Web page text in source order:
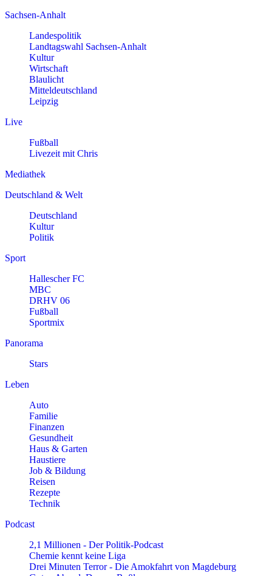
Sachsen-Anhalt
Landespolitik
Landtagswahl Sachsen-Anhalt
Kultur
Wirtschaft
Blaulicht
Mitteldeutschland
Leipzig
Live
Fußball
Livezeit mit Chris
Mediathek
Deutschland & Welt
Deutschland
Kultur
Politik
Sport
Hallescher FC
MBC
DRHV 06
Fußball
Sportmix
Panorama
Stars
Leben
Auto
Familie
Finanzen
Gesundheit
Haus & Garten
Haustiere
Job & Bildung
Reisen
Rezepte
Technik
Podcast
2,1 Millionen - Der Politik-Podcast
Chemie kennt keine Liga
Drei Minuten Terror - Die Amokfahrt von Magdeburg